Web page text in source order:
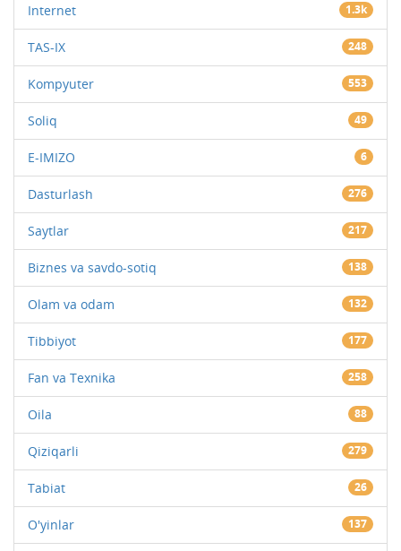
Internet 1.3k
TAS-IX 248
Kompyuter 553
Soliq 49
E-IMIZO 6
Dasturlash 276
Saytlar 217
Biznes va savdo-sotiq 138
Olam va odam 132
Tibbiyot 177
Fan va Texnika 258
Oila 88
Qiziqarli 279
Tabiat 26
O'yinlar 137